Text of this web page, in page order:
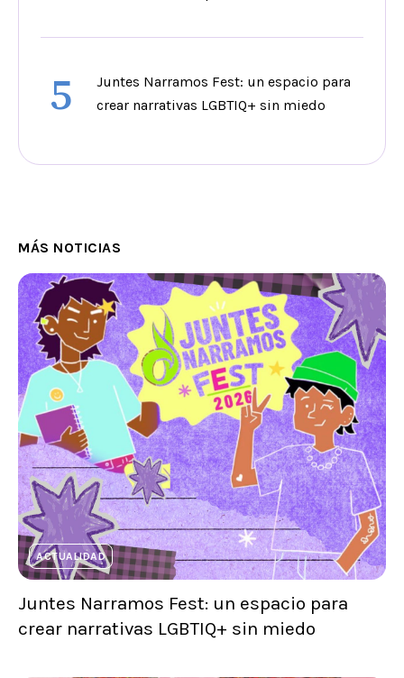
5
Juntes Narramos Fest: un espacio para
crear narrativas LGBTIQ+ sin miedo
MÁS NOTICIAS
ACTUALIDAD
Juntes Narramos Fest: un espacio para
crear narrativas LGBTIQ+ sin miedo